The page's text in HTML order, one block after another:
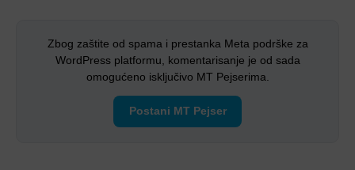
Zbog zaštite od spama i prestanka Meta podrške za
WordPress platformu, komentarisanje je od sada
omogućeno isključivo MT Pejserima.
Postani MT Pejser